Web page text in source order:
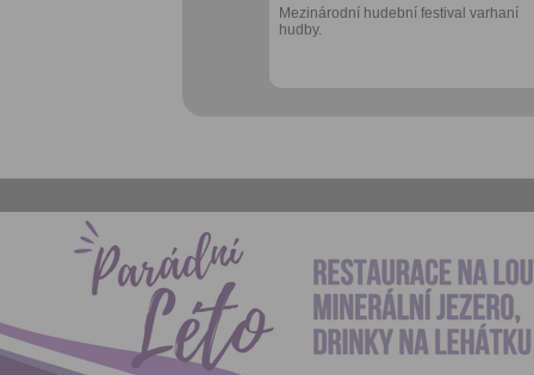
Mezinárodní hudební festival varhaní
hudby.